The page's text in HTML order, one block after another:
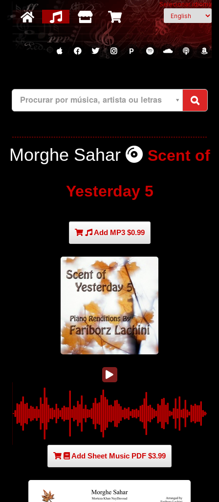
Selecionar idioma
P
Procurar por música, artista ou letras
Morghe Sahar Scent of
Yesterday 5
Add MP3 $0.99
Add Sheet Music PDF $3.99